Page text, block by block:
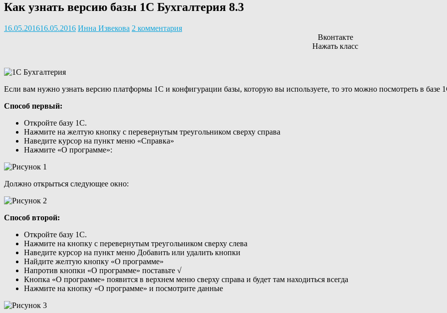
Как узнать версию базы 1С Бухгалтерия 8.3
16.05.201616.05.2016 Инна Извекова 2 комментария
Вконтакте
Нажать класс
Если вам нужно узнать версию платформы 1С и конфигурации базы, которую вы используете, то это можно посмотреть в базе
Способ первый:
Откройте базу 1С.
Нажмите на желтую кнопку с перевернутым треугольником сверху справа
Наведите курсор на пункт меню «Справка»
Нажмите «О программе»:
Должно открыться следующее окно:
Способ второй:
Откройте базу 1С.
Нажмите на кнопку с перевернутым треугольником сверху слева
Наведите курсор на пункт меню Добавить или удалить кнопки
Найдите желтую кнопку «О программе»
Напротив кнопки «О программе» поставьте √
Кнопка «О программе» появится в верхнем меню сверху справа и будет там находиться всегда
Нажмите на кнопку «О программе» и посмотрите данные